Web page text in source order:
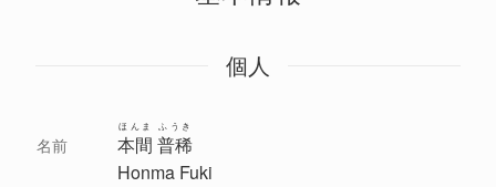
個人
名前 本間 普稀
ほんま ふうき
Honma Fuki